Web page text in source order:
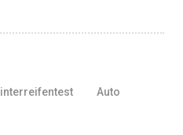
Auto